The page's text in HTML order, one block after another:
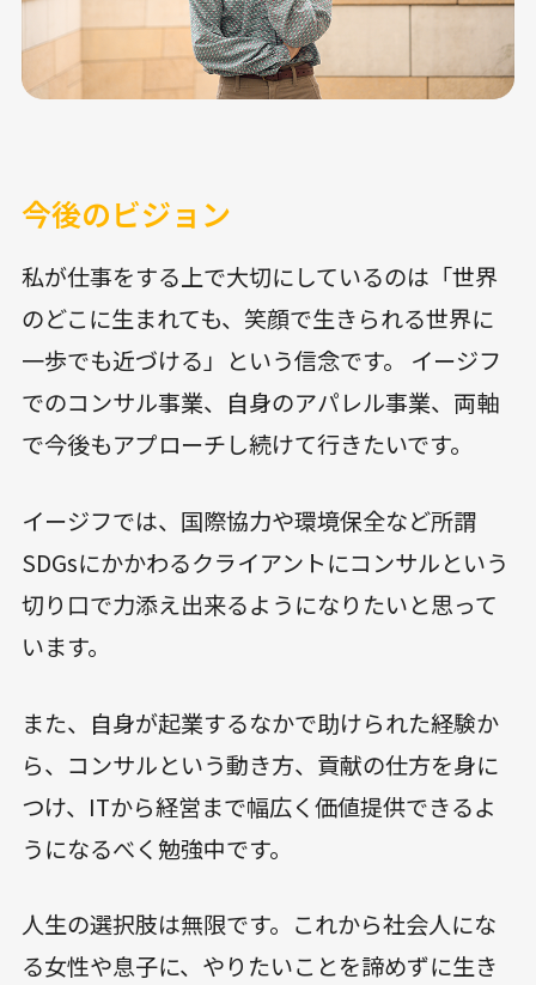
今後のビジョン
私が仕事をする上で大切にしているのは「世界
のどこに生まれても、笑顔で生きられる世界に
一歩でも近づける」という信念です。 イージフ
でのコンサル事業、自身のアパレル事業、両軸
で今後もアプローチし続けて行きたいです。
イージフでは、国際協力や環境保全など所謂
SDGsにかかわるクライアントにコンサルという
切り口で力添え出来るようになりたいと思って
います。
また、自身が起業するなかで助けられた経験か
ら、コンサルという動き方、貢献の仕方を身に
つけ、ITから経営まで幅広く価値提供できるよ
うになるべく勉強中です。
人生の選択肢は無限です。これから社会人にな
る女性や息子に、やりたいことを諦めずに生き